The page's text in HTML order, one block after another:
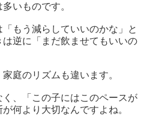
いものです。
もう減らしていいのかな」と
逆に「まだ飲ませてもいいの
庭のリズムも違います。
、「この子にはこのペースが
何より大切なんですよね。